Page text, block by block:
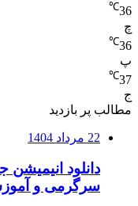
36
℃
چ
36
℃
پ
37
℃
ج
مطالب پر بازدید
22 مرداد 1404
دانلود انیمیشن
سرگرمی و